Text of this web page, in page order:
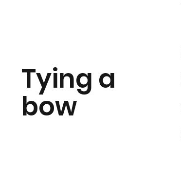
Tying a
bow